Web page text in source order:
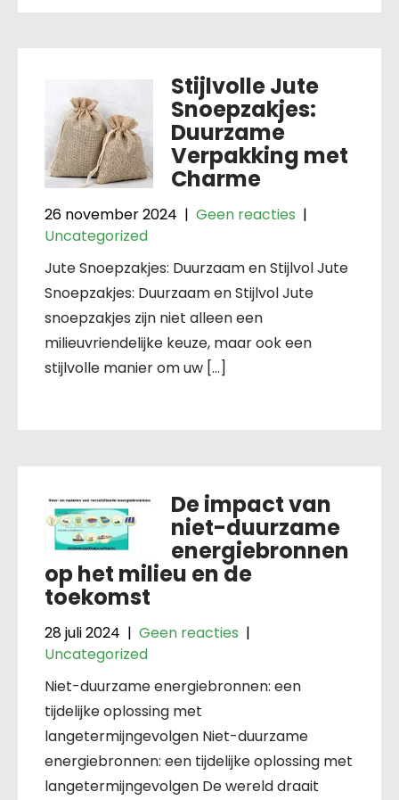
Stijlvolle Jute
Snoepzakjes:
Duurzame
Verpakking met
Charme
26 november 2024 | Geen reacties |
Uncategorized
Jute Snoepzakjes: Duurzaam en Stijlvol Jute
Snoepzakjes: Duurzaam en Stijlvol Jute
snoepzakjes zijn niet alleen een
milieuvriendelijke keuze, maar ook een
stijlvolle manier om uw […]
De impact van
niet-duurzame
energiebronnen
op het milieu en de
toekomst
28 juli 2024 | Geen reacties |
Uncategorized
Niet-duurzame energiebronnen: een
tijdelijke oplossing met
langetermijngevolgen Niet-duurzame
energiebronnen: een tijdelijke oplossing met
langetermijngevolgen De wereld draait